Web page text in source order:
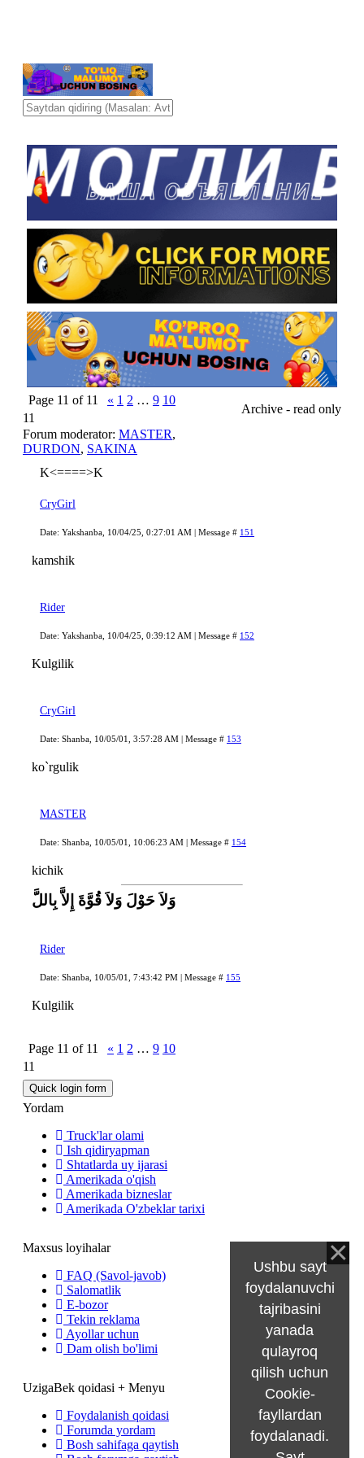
Page 11 of 11 « 1 2 … 9 10
11
Archive - read only
Forum moderator: MASTER,
DURDON, SAKINA
K<====>K
CryGirl
Date: Yakshanba, 10/04/25, 0:27:01 AM | Message # 151
kamshik
Rider
Date: Yakshanba, 10/04/25, 0:39:12 AM | Message # 152
Kulgilik
CryGirl
Date: Shanba, 10/05/01, 3:57:28 AM | Message # 153
ko`rgulik
MASTER
Date: Shanba, 10/05/01, 10:06:23 AM | Message # 154
kichik
وَلاَ حَوْلَ وَلاَ قُوَّةَ إِلاَّ بِاللَّ
Rider
Date: Shanba, 10/05/01, 7:43:42 PM | Message # 155
Kulgilik
Page 11 of 11 « 1 2 … 9 10
11
Yordam
Truck'lar olami
Ish qidiryapman
Shtatlarda uy ijarasi
Amerikada o'qish
Amerikada bizneslar
Amerikada O'zbeklar tarixi
Maxsus loyihalar
FAQ (Savol-javob)
Salomatlik
E-bozor
Tekin reklama
Ayollar uchun
Dam olish bo'limi
UzigaBek qoidasi + Menyu
Foydalanish qoidasi
Forumda yordam
Bosh sahifaga qaytish
Ushbu sayt
foydalanuvchi
tajribasini
yanada
qulayroq
qilish uchun
Cookie-
fayllardan
foydalanadi.